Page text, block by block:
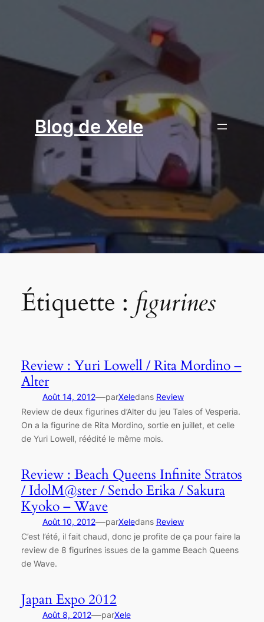
Blog de Xele
Étiquette : figurines
Review : Yuri Lowell / Rita Mordino –
Alter
Août 14, 2012—parXeledans Review
Review de deux figurines d’Alter du jeu Tales of Vesperia.
On a la figurine de Rita Mordino, sortie en juillet, et celle
de Yuri Lowell, réédité le même mois.
Review : Beach Queens Infinite Stratos
/ IdolM@ster / Sendo Erika / Sakura
Kyoko – Wave
Août 10, 2012—parXeledans Review
C’est l’été, il fait chaud, donc je profite de ça pour faire la
review de 8 figurines issues de la gamme Beach Queens
de Wave.
Japan Expo 2012
Août 8, 2012—parXele